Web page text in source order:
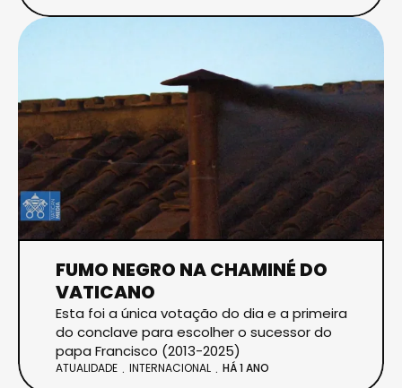
FUMO NEGRO NA CHAMINÉ DO
VATICANO
Esta foi a única votação do dia e a primeira
do conclave para escolher o sucessor do
papa Francisco (2013-2025)
ATUALIDADE INTERNACIONAL HÁ 1 ANO